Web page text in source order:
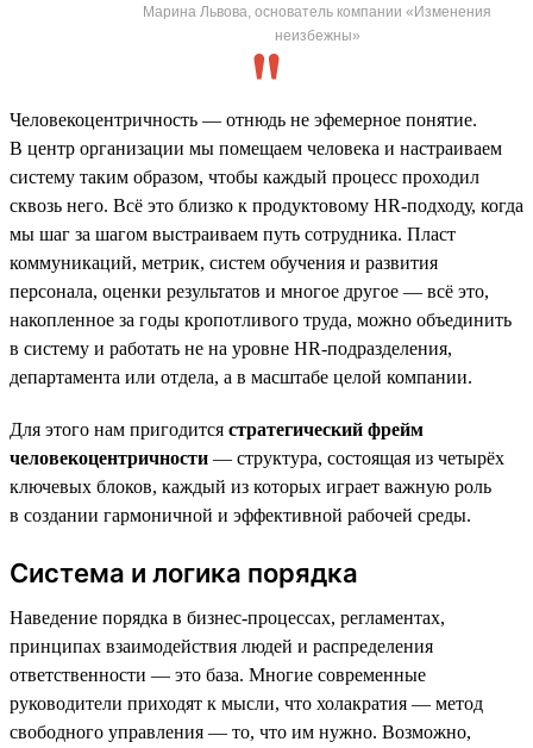
Марина Львова, основатель компании «Изменения
неизбежны»
Человекоцентричность — отнюдь не эфемерное понятие.
В центр организации мы помещаем человека и настраиваем
систему таким образом, чтобы каждый процесс проходил
сквозь него. Всё это близко к продуктовому HR-подходу, когда
мы шаг за шагом выстраиваем путь сотрудника. Пласт
коммуникаций, метрик, систем обучения и развития
персонала, оценки результатов и многое другое — всё это,
накопленное за годы кропотливого труда, можно объединить
в систему и работать не на уровне HR-подразделения,
департамента или отдела, а в масштабе целой компании.
Для этого нам пригодится стратегический фрейм
человекоцентричности — структура, состоящая из четырёх
ключевых блоков, каждый из которых играет важную роль
в создании гармоничной и эффективной рабочей среды.
Система и логика порядка
Наведение порядка в бизнес-процессах, регламентах,
принципах взаимодействия людей и распределения
ответственности — это база. Многие современные
руководители приходят к мысли, что холакратия — метод
свободного управления — то, что им нужно. Возможно,